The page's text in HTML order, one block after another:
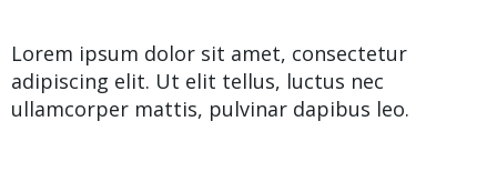
Lorem ipsum dolor sit amet, consectetur
adipiscing elit. Ut elit tellus, luctus nec
ullamcorper mattis, pulvinar dapibus leo.